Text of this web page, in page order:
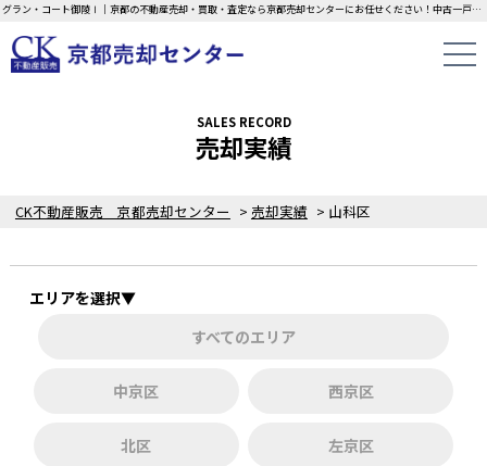
グラン・コート御陵Ⅰ｜京都の不動産売却・買取・査定なら京都売却センターにお任せください！中古一戸建て・マンション・土地の即日無料査定・現金買取中！不動産の家族信託もご相談ください！！
CK不動産販売 京都売却センター > 売却実績 > 山科区
SALES RECORD
売却実績
エリアを選択▼
すべてのエリア
中京区 西京区
北区 左京区